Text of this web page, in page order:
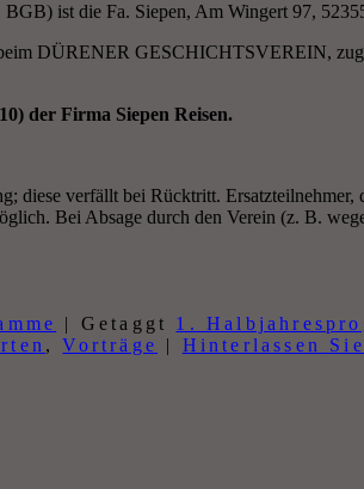
BGB) ist die Fa. Siepen, Am Wingert 97,
DÜRENER GESCHICHTSVEREIN,
der Firma Siepen Reisen.
diese verfällt bei Rücktritt. Ersatzteilnehmer,
Bei Absage durch den Verein (z. B.
| Getaggt 1.
,Vorträge |
Hinterlassen